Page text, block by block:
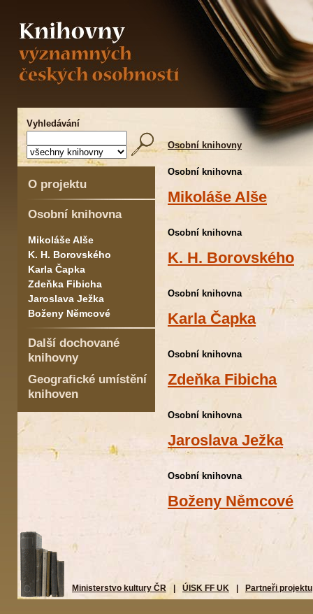
Vyhledávání
Osobní knihovny
O projektu
Osobní knihovna
Mikoláše Alše
K. H. Borovského
Karla Čapka
Zdeňka Fibicha
Jaroslava Ježka
Boženy Němcové
Další dochované
knihovny
Geografické umístění
knihoven
Osobní knihovna
Mikoláše Alše
Osobní knihovna
K. H. Borovského
Osobní knihovna
Karla Čapka
Osobní knihovna
Zdeňka Fibicha
Osobní knihovna
Jaroslava Ježka
Osobní knihovna
Boženy Němcové
Ministerstvo kultury ČR ÚISK FF UK Partneři projektu